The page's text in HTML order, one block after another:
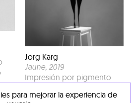
Jorg Karg
Jaune, 2019
Impresión por pigmento
dibond de aluminio
para mejorar la experiencia de